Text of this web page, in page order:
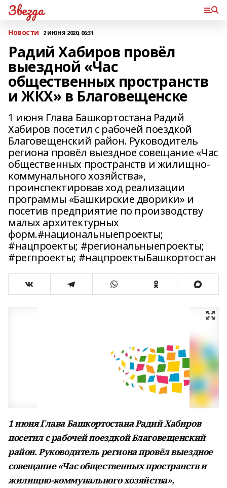
Звезда
Новости 2 ИЮНЯ 2020, 06:31
Радий Хабиров провёл
выездной «Час
общественных пространств
и ЖКХ» в Благовещенске
1 июня Глава Башкортостана Радий
Хабиров посетил с рабочей поездкой
Благовещенский район. Руководитель
региона провёл выездное совещание «Час
общественных пространств и жилищно-
коммунального хозяйства»,
проинспектировав ход реализации
программы «Башкирские дворики» и
посетив предприятие по производству
малых архитектурных
форм.#национальныепроекты;
#нацпроекты; #региональныепроекты;
#регпроекты; #нацпроектыБашкортостан
1 июня Глава Башкортостана Радий Хабиров
посетил с рабочей поездкой Благовещенский
район. Руководитель региона провёл выездное
совещание «Час общественных пространств и
жилищно-коммунального хозяйства»,